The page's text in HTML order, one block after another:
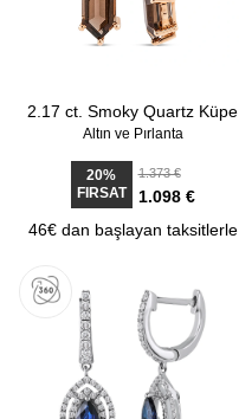
2.17 ct. Smoky Quartz Küpe
Altın ve Pırlanta
20%
FIRSAT
1.373 €
1.098 €
46€ dan başlayan taksitlerle